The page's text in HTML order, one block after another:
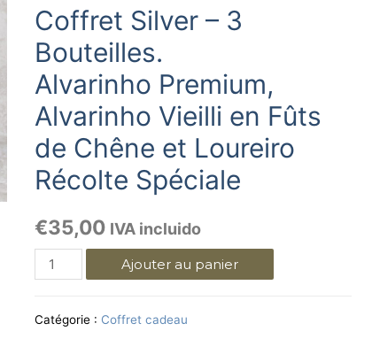
Coffret Silver – 3
Bouteilles.
Alvarinho Premium,
Alvarinho Vieilli en Fûts
de Chêne et Loureiro
Récolte Spéciale
€35,00 IVA incluido
Ajouter au panier
Catégorie : Coffret cadeau